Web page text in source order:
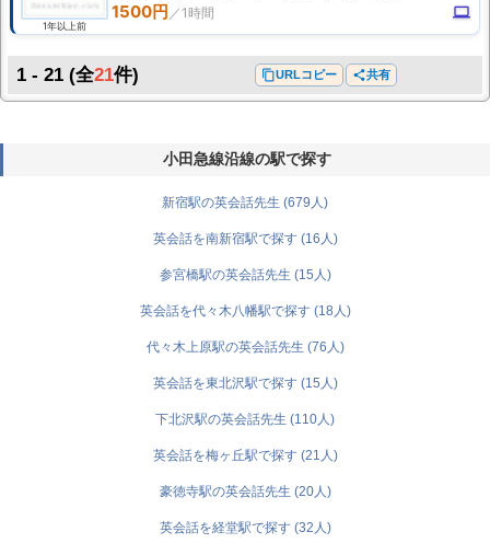
1年以上前
1500円 computer
1 - 21 (全21件) content_copyURLコピー share共有
小田急線沿線の駅で探す
新宿駅の英会話先生 (679人)
英会話を南新宿駅で探す (16人)
参宮橋駅の英会話先生 (15人)
英会話を代々木八幡駅で探す (18人)
代々木上原駅の英会話先生 (76人)
英会話を東北沢駅で探す (15人)
下北沢駅の英会話先生 (110人)
英会話を梅ヶ丘駅で探す (21人)
豪徳寺駅の英会話先生 (20人)
英会話を経堂駅で探す (32人)